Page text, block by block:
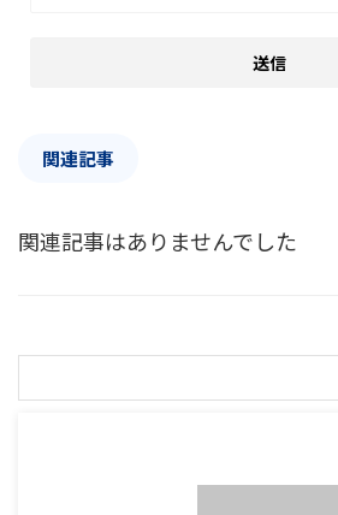
関連記事
関連記事はありませんでした